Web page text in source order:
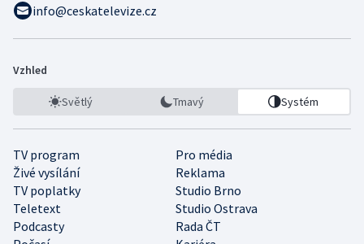
info@ceskatelevize.cz
Vzhled
Světlý Tmavý Systém
TV program
Pro média
Živé vysílání
Reklama
TV poplatky
Studio Brno
Teletext
Studio Ostrava
Podcasty
Rada ČT